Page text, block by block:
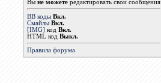
Выне можете редактировать свои сообщения
BB коды Вкл.
Смайлы Вкл.
[IMG] кодВкл.
HTML кодВыкл.
Правила форума